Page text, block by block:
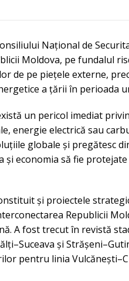
Național de
Moldova, pe fundalul
de pe piețele externe,
a țării în perioada
un pericol imediat
energie electrică sau
globale și pregătesc
economia să fie protejate
și proiectele
Republicii
A fost trecut în revistă
și
pentru linia